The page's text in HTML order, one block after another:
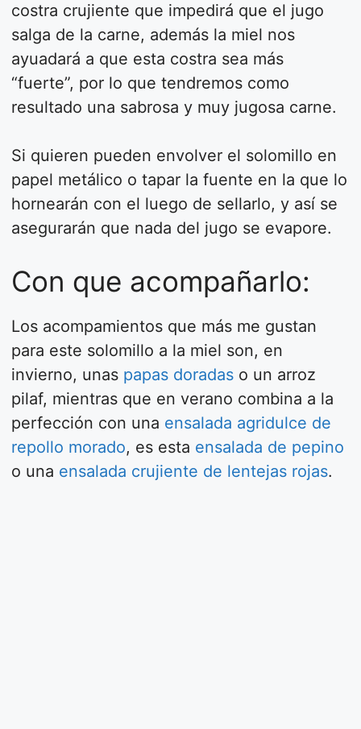
costra crujiente que impedirá que el jugo
salga de la carne, además la miel nos
ayuadará a que esta costra sea más
“fuerte”, por lo que tendremos como
resultado una sabrosa y muy jugosa carne.
Si quieren pueden envolver el solomillo en
papel metálico o tapar la fuente en la que lo
hornearán con el luego de sellarlo, y así se
asegurarán que nada del jugo se evapore.
Con que acompañarlo:
Los acompamientos que más me gustan
para este solomillo a la miel son, en
invierno, unas papas doradas o un arroz
pilaf, mientras que en verano combina a la
perfección con una ensalada agridulce de
repollo morado, es esta ensalada de pepino
o una ensalada crujiente de lentejas rojas.